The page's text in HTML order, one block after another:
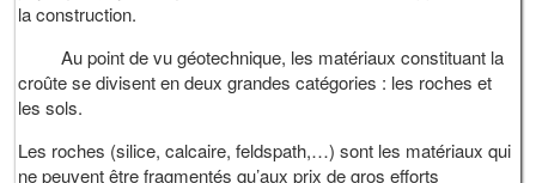
la construction.
Au point de vu géotechnique, les matériaux constituant la
croûte se divisent en deux grandes catégories : les roches et
les sols.
Les roches (silice, calcaire, feldspath,…) sont les matériaux qui
ne peuvent être fragmentés qu’aux prix de gros efforts